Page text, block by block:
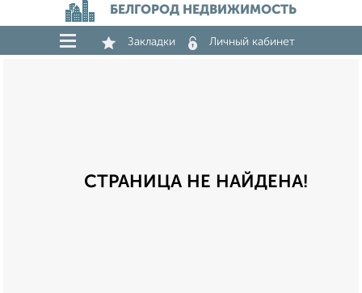
БЕЛГОРОД НЕДВИЖИМОСТЬ
Закладки Личный кабинет
СТРАНИЦА НЕ НАЙДЕНА!